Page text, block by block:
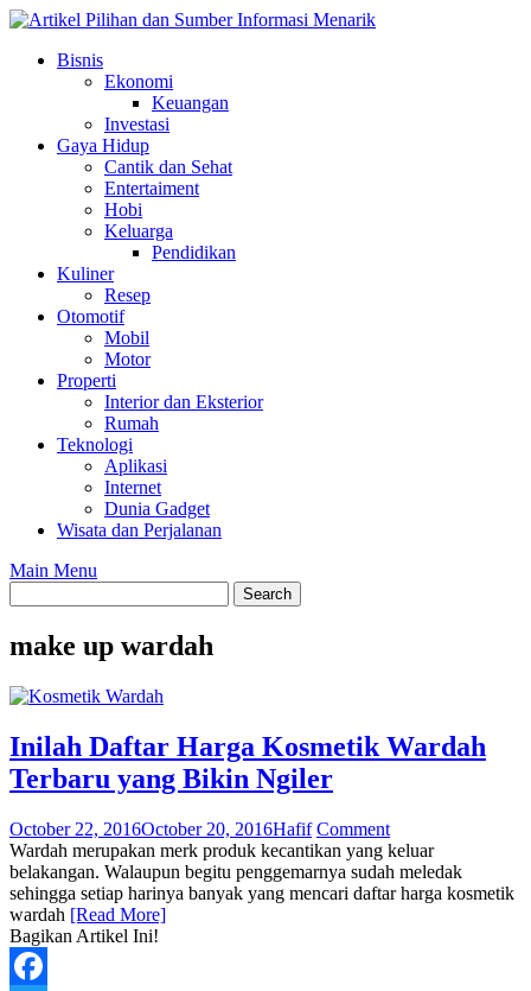
Skip
contentBisnis
Ekonomi
Keuangan
Investasi
Gaya Hidup
Cantik dan Sehat
Entertaiment
Hobi
Keluarga
Pendidikan
Kuliner
Resep
Otomotif
Mobil
Motor
Properti
Interior dan Eksterior
Rumah
Teknologi
Aplikasi
Internet
Dunia Gadget
Wisata dan Perjalanan
Main Menu
make up wardah
Inilah Daftar Harga Kosmetik Wardah
Terbaru yang Bikin Ngiler
October 22, 2016October 20, 2016Hafif Comment
Wardah merupakan merk produk kecantikan yang keluar
belakangan. Walaupun begitu penggemarnya sudah meledak
sehingga setiap harinya banyak yang mencari daftar harga kosmetik
wardah [Read More]
Bagikan Artikel Ini!